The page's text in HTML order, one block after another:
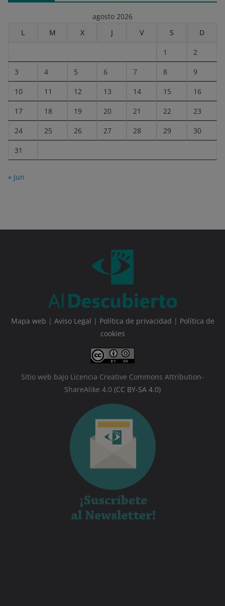
agosto 2026
L
M X J V S D
1 2
3 4 5 6 7 8 9
10 11 12 13 14 15 16
17 18 19 20 21 22 23
24 25 26 27 28 29 30
31
« Jun
Mapa web | Aviso Legal | Política de privacidad | Política de
cookies
Sitio web bajo Licencia Creative Commons Attribution-
ShareAlike 4.0 (CC BY-SA 4.0)